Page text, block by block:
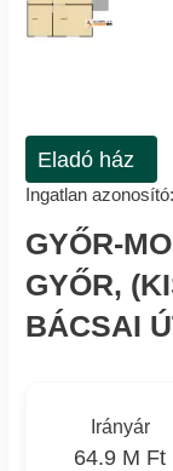
Eladó ház
Ingatlan azonosító:
GYŐR-
GYŐR,
BÁCSAI
Irányár
64.9 M Ft